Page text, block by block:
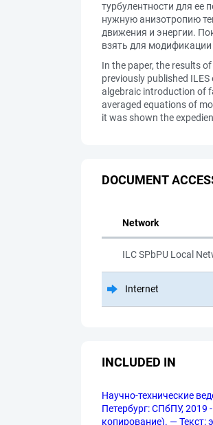
турбулентности для
нужную анизотропию
движения и энергии.
взять для
In the paper, the results
previously published
algebraic introduction of
averaged equations of
it was shown the
DOCUMENT
Network
ILC SPbPU Local
Internet
INCLUDED IN
Научно-технические
Петербург: СПбПУ, 2019
копирование). — Текст: